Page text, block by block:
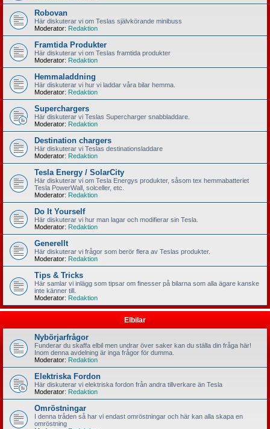
Robovan
Här diskuterar vi om Teslas självkörande minibuss
Moderator: Redaktion
Framtida Produkter
Här diskuterar vi om Teslas framtida produkter
Moderator: Redaktion
Hemmaladdning
Här diskuterar vi hur vi laddar våra bilar hemma.
Moderator: Redaktion
Superchargers
Här diskuterar vi Teslas Supercharger snabbladdare.
Moderator: Redaktion
Destination chargers
Här diskuterar vi Teslas destinationsladdare
Moderator: Redaktion
Tesla Energy / SolarCity
Här diskuterar vi om Tesla Energys produkter, såsom tex hemmabatteriet
Tesla PowerWall, solceller, etc.
Moderator: Redaktion
Do It Yourself
Här diskuterar vi hur man lagar och modifierar sin Tesla.
Moderator: Redaktion
Generellt
Här diskuterar vi frågor som berör flera av Teslas produkter.
Moderator: Redaktion
Tips & Tricks
Här samlar vi inlägg som tipsar om finesser på bilarna som alla ägare kanske
inte känner till.
Moderator: Redaktion
Elbilar
Nybörjarfrågor
Funderar du skaffa elbil men undrar över saker kan du ställa din fråga här!
Inom denna avdelning är inga frågor för dumma.
Moderator: Redaktion
Elektriska Fordon
Här diskuterar vi elektriska fordon från andra tillverkare än Tesla
Moderator: Redaktion
Omröstningar
I denna tråden så har vi endast omröstningar och här kan alla skapa en
omröstning